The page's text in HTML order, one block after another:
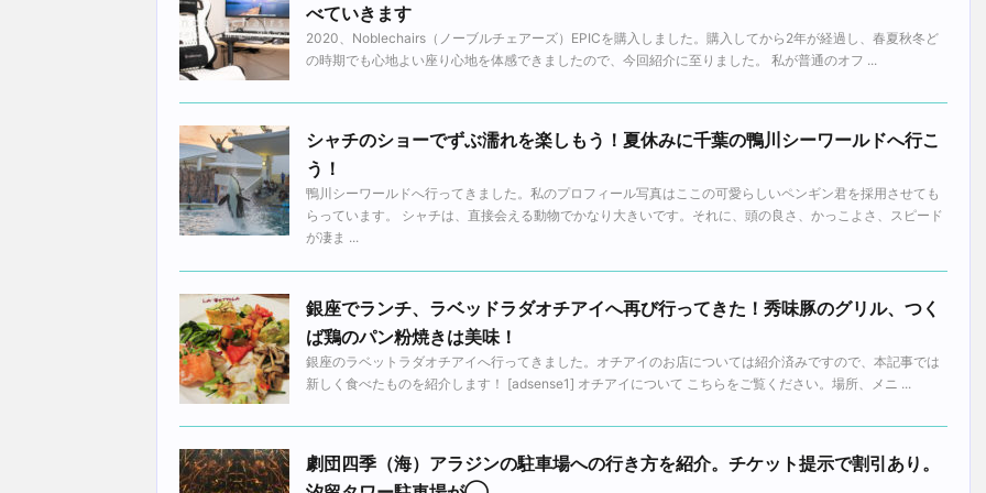
べていきます
2020、Noblechairs（ノーブルチェアーズ）EPICを購入しました。購入してから2年が経過し、春夏秋冬ど
の時期でも心地よい座り心地を体感できましたので、今回紹介に至りました。 私が普通のオフ ...
シャチのショーでずぶ濡れを楽しもう！夏休みに千葉の鴨川シーワールドへ行こ
う！
鴨川シーワールドへ行ってきました。私のプロフィール写真はここの可愛らしいペンギン君を採用させても
らっています。 シャチは、直接会える動物でかなり大きいです。それに、頭の良さ、かっこよさ、スピード
が凄ま ...
銀座でランチ、ラベッドラダオチアイへ再び行ってきた！秀味豚のグリル、つく
ば鶏のパン粉焼きは美味！
銀座のラベットラダオチアイへ行ってきました。オチアイのお店については紹介済みですので、本記事では
新しく食べたものを紹介します！ [adsense1] オチアイについて こちらをご覧ください。場所、メニ ...
劇団四季（海）アラジンの駐車場への行き方を紹介。チケット提示で割引あり。